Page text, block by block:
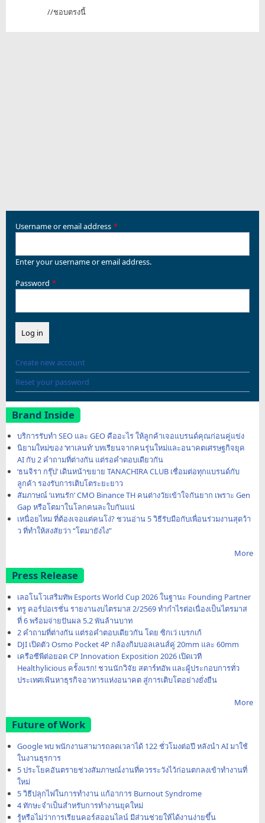
//ชอบตรงนี้
Username or email address
Enter your username or email address.
Password
Create new account
Reset your password
Brand Inside
บริการรับทำ SEO และ GEO คืออะไร ให้ลูกค้าเจอแบรนด์คุณก่อนคู่แข่ง
นิยามใหม่ของ ‘ทาเลนท์’ บทเรียนจากคนรุ่นใหม่และอนาคตเศรษฐกิจยุค
AI กับ 2 คำถามที่ต่างกัน แต่รอคำตอบเดียวกัน
‘ธนจิรา กรุ๊ป’ เดินหน้าขยาย TANACHIRA CLUB เชื่อมต่อทุกแบรนด์กับ
ลูกค้า รองรับการเติบโตระยะยาว
สัมภาษณ์ ‘แทนรัก’ CMO Binance TH คนต่างวัยเข้าใจกันยาก เพราะ Gen
Gap หรือโตมาในโลกคนละใบกันแน่
เหนื่อยไหม ที่ต้องเจอแต่คนโง่? ชวนอ่าน 5 วิธีรับมือกับเพื่อนร่วมงานสุดว้า
ว ที่ทำให้สงสัยว่า “โตมายังไง”
More
Press Release
เลอโนโวเสริมทัพ Esports World Cup 2026 ในฐานะ Founding Partner
ทรู คอร์ปอเรชั่น รายงานงบไตรมาส 2/2569 ทำกำไรต่อเนื่องเป็นไตรมาส
ที่ 6 พร้อมจ่ายปันผล 5.2 พันล้านบาท
2 คำถามที่ต่างกัน แต่รอคำตอบเดียวกัน โดย ซิกเว่ เบรกเก้
DJI เปิดตัว Osmo Pocket 4P กล้องกิมบอลเลนส์คู่ 20mm และ 60mm
เครือซีพีต่อยอด CP Innovation Exposition 2026 เปิดเวที
Healthylicious ครั้งแรก! ชวนนักวิจัย สตาร์ทอัพ และผู้ประกอบการทั่ว
ประเทศเฟ้นหาธุรกิจอาหารแห่งอนาคต สู่การเติบโตอย่างยั่งยืน
More
Future of Work
Google พบ พนักงานสามารถลดเวลาได้ 122 ชั่วโมงต่อปี หลังนำ AI มาใช้
ในงานธุรการ
5 ประโยคอันตรายช่วงสัมภาษณ์งานที่ควรระวังไว้ก่อนตกลงเข้าทำงานที่
ใหม่
5 วิธีปลุกไฟในการทำงาน แก้อาการ Burnout Syndrome
4 ทักษะจำเป็นสำหรับการทำงานยุคใหม่
รู้หรือไม่ว่าการเรียนคอร์สออนไลน์ มีส่วนช่วยให้ได้งานง่ายขึ้น